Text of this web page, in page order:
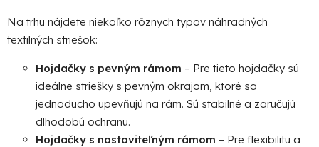
Na trhu nájdete niekoľko rôznych typov náhradných
textilných striešok:
Hojdačky s pevným rámom – Pre tieto hojdačky sú
ideálne striešky s pevným okrajom, ktoré sa
jednoducho upevňujú na rám. Sú stabilné a zaručujú
dlhodobú ochranu.
Hojdačky s nastaviteľným rámom – Pre flexibilitu a